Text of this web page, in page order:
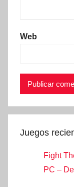
Web
Juegos
Fight
PC –